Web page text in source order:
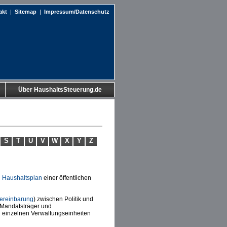
| Sitemap | Impressum/Datenschutz
Über HaushaltsSteuerung.de
S T U V W X Y Z
Haushaltsplan einer öffentlichen
) zwischen Politik und
und
Verwaltungseinheiten